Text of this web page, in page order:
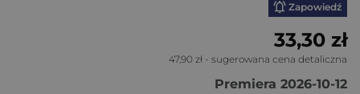
Zapowiedź
33,30 zł
47,90 zł - sugerowana cena detaliczna
Premiera 2026-10-12